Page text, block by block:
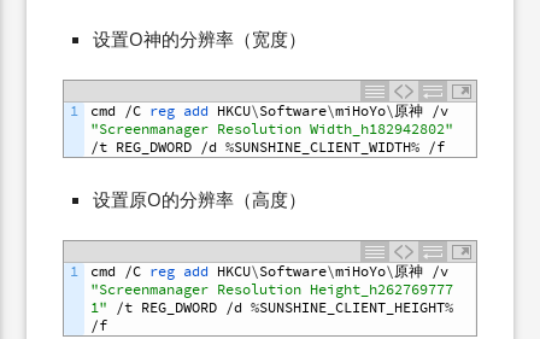
设置O神的分辨率（宽度）
1 cmd /C reg add HKCU\Software\miHoYo\原神 /v
"Screenmanager Resolution Width_h182942802"
/t REG_DWORD /d %SUNSHINE_CLIENT_WIDTH% /f
设置原O的分辨率（高度）
1 cmd /C reg add HKCU\Software\miHoYo\原神 /v
"Screenmanager Resolution Height_h262769777
1" /t REG_DWORD /d %SUNSHINE_CLIENT_HEIGHT%
/f